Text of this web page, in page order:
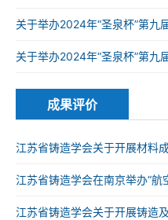
九届全国铸造行业职业技能竞
关于举办2024年“圣泉杯”第九
的通知
关于举办2024年“圣泉杯”第九
的通知
成果评价
江苏省铸造学会关于开展材料
果评价工作的通知
江苏省铸造学会在南京举办“
构设计与精准制造技术”科技成
江苏省铸造学会关于开展铸造